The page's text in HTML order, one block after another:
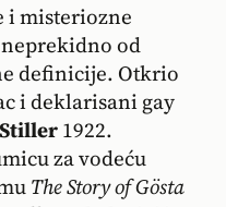
misteriozne
od
definicije. Otkrio
i deklarisani gay
1922.
za vodeću
The Story of Gösta